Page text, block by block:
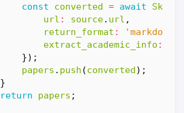
const
converted = await
url : source. url ,
return_format : 'markdown'
extract_academic_info :
});
papers . push (converted);
}
return
papers ;